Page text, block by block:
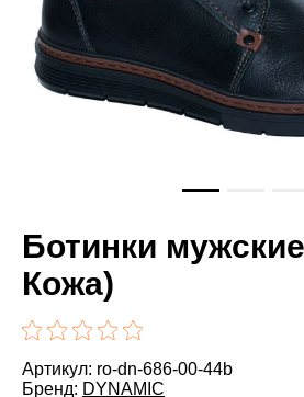
Ботинки
Кожа)
Артикул: ro-dn-686-00-44b
Бренд: DYNAMIC